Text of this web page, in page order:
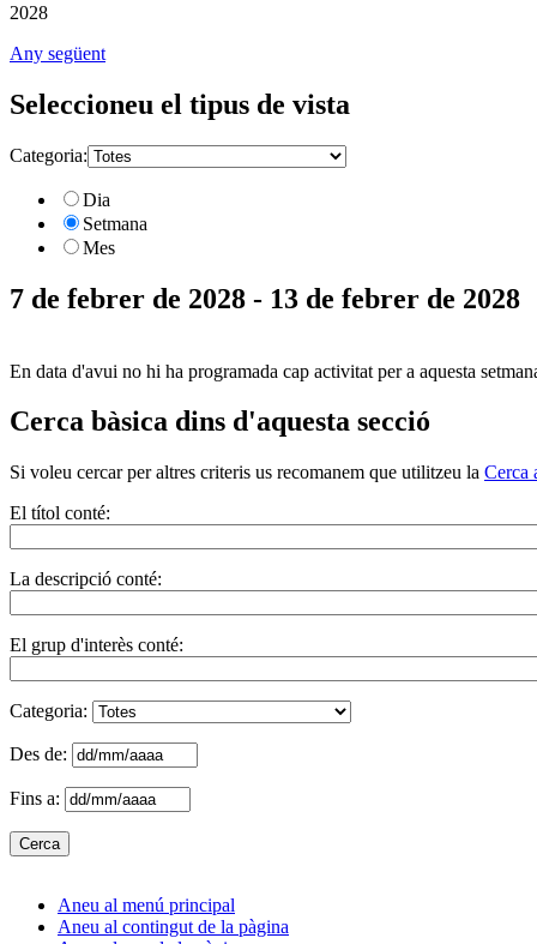
2028
Any següent
Seleccioneu el tipus de vista
Categoria:
Dia
Setmana
Mes
7 de febrer de 2028 - 13 de febrer de 2028
En data d'avui no hi ha programada cap activitat per a aquesta
Cerca bàsica dins d'aquesta secció
Si voleu cercar per altres criteris us recomanem que utilitzeu la Cerca
El títol conté:
La descripció conté:
El grup d'interès conté:
Categoria:
Des de:
Fins a:
Aneu al menú principal
Aneu al contingut de la pàgina